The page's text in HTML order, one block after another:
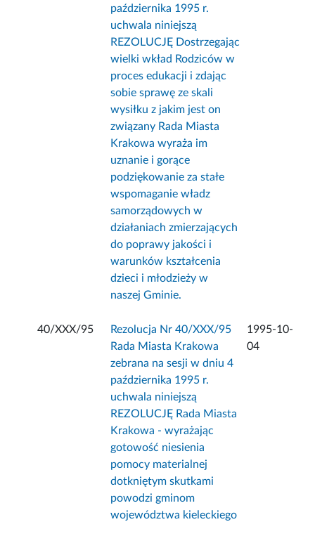
października 1995 r.
uchwala niniejszą
REZOLUCJĘ Dostrzegając
wielki wkład Rodziców w
proces edukacji i zdając
sobie sprawę ze skali
wysiłku z jakim jest on
związany Rada Miasta
Krakowa wyraża im
uznanie i gorące
podziękowanie za stałe
wspomaganie władz
samorządowych w
działaniach zmierzających
do poprawy jakości i
warunków kształcenia
dzieci i młodzieży w
naszej Gminie.
40/XXX/95
Rezolucja Nr 40/XXX/95
Rada Miasta Krakowa
zebrana na sesji w dniu 4
października 1995 r.
uchwala niniejszą
REZOLUCJĘ Rada Miasta
Krakowa - wyrażając
gotowość niesienia
pomocy materialnej
dotkniętym skutkami
powodzi gminom
województwa kieleckiego
1995-10-
04